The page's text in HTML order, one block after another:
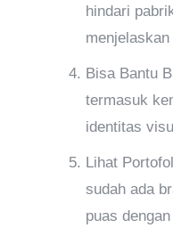
hindari
Bisa Bantu
termasuk
identitas
Lihat
sudah ada
puas